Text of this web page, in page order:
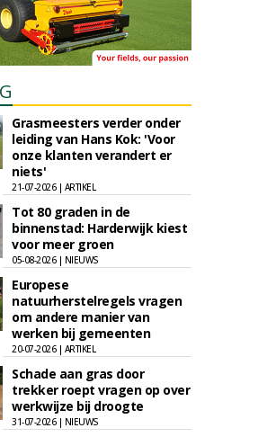
Grasmeesters verder onder
leiding van Hans Kok: 'Voor
onze klanten verandert er
niets'
21-07-2026 | ARTIKEL
Tot 80 graden in de
binnenstad: Harderwijk kiest
voor meer groen
05-08-2026 | NIEUWS
Europese
natuurherstelregels vragen
om andere manier van
werken bij gemeenten
20-07-2026 | ARTIKEL
Schade aan gras door
trekker roept vragen op over
werkwijze bij droogte
31-07-2026 | NIEUWS